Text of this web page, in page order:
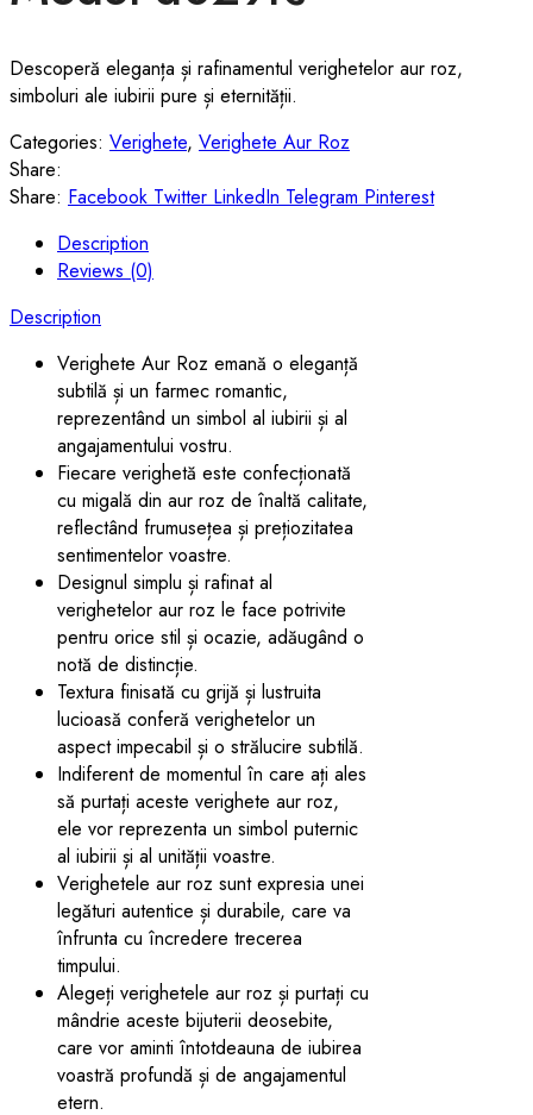
Descoperă eleganța și rafinamentul verighetelor aur roz,
simboluri ale iubirii pure și eternității.
Categories: Verighete, Verighete Aur Roz
Share:
Share: Facebook Twitter LinkedIn Telegram Pinterest
Description
Reviews (0)
Description
Verighete Aur Roz emană o eleganță
subtilă și un farmec romantic,
reprezentând un simbol al iubirii și al
angajamentului vostru.
Fiecare verighetă este confecționată
cu migală din aur roz de înaltă calitate,
reflectând frumusețea și prețiozitatea
sentimentelor voastre.
Designul simplu și rafinat al
verighetelor aur roz le face potrivite
pentru orice stil și ocazie, adăugând o
notă de distincție.
Textura finisată cu grijă și lustruita
lucioasă conferă verighetelor un
aspect impecabil și o strălucire subtilă.
Indiferent de momentul în care ați ales
să purtați aceste verighete aur roz,
ele vor reprezenta un simbol puternic
al iubirii și al unității voastre.
Verighetele aur roz sunt expresia unei
legături autentice și durabile, care va
înfrunta cu încredere trecerea
timpului.
Alegeți verighetele aur roz și purtați cu
mândrie aceste bijuterii deosebite,
care vor aminti întotdeauna de iubirea
voastră profundă și de angajamentul
etern.